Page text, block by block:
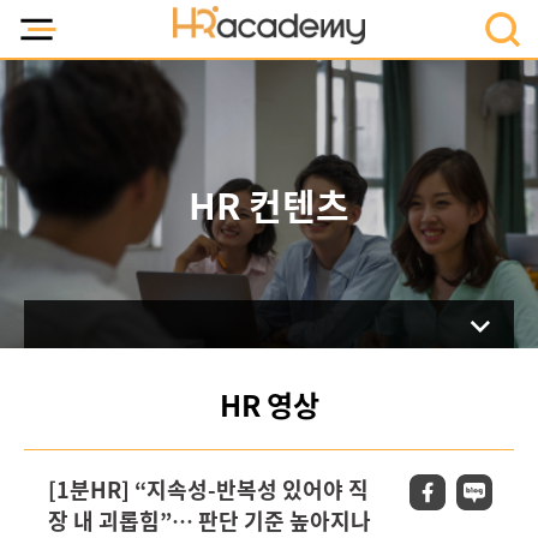
HR 컨텐츠
HR 영상
[1분HR] “지속성-반복성 있어야 직
장 내 괴롭힘”… 판단 기준 높아지나